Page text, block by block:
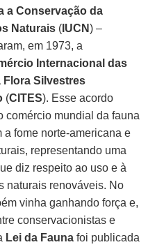
a Conservação da
Naturais ( IUCN) –
em 1973, a
Internacional das
Flora Silvestres
(CITES). Esse acordo
comércio mundial da fauna
fome norte-americana e
representando uma
diz respeito ao uso e à
naturais renováveis. No
vinha ganhando força e,
conservacionistas e
Lei da Fauna foi publicada